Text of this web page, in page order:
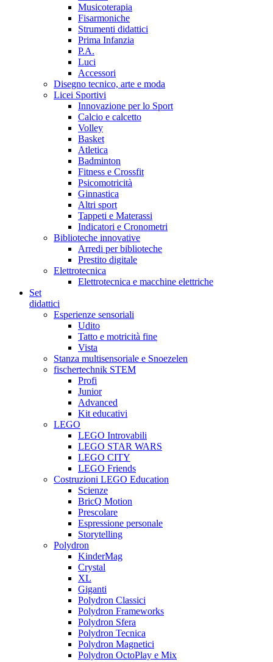
Musicoterapia
Fisarmoniche
Strumenti didattici
Prima Infanzia
P.A.
Luci
Accessori
Disegno tecnico, arte e moda
Licei Sportivi
Innovazione per lo Sport
Calcio e calcetto
Volley
Basket
Atletica
Badminton
Fitness e Crossfit
Psicomotricità
Ginnastica
Altri sport
Tappeti e Materassi
Indicatori e Cronometri
Biblioteche innovative
Arredi per biblioteche
Prestito digitale
Elettrotecnica
Elettrotecnica e macchine elettriche
Set
didattici
Esperienze sensoriali
Udito
Tatto e motricità fine
Vista
Stanza multisensoriale e Snoezelen
fischertechnik STEM
Profi
Junior
Advanced
Kit educativi
LEGO
LEGO Introvabili
LEGO STAR WARS
LEGO CITY
LEGO Friends
Costruzioni LEGO Education
Scienze
BricQ Motion
Prescolare
Espressione personale
Storytelling
Polydron
KinderMag
Crystal
XL
Giganti
Polydron Classici
Polydron Frameworks
Polydron Sfera
Polydron Tecnica
Polydron Magnetici
Polydron OctoPlay e Mix